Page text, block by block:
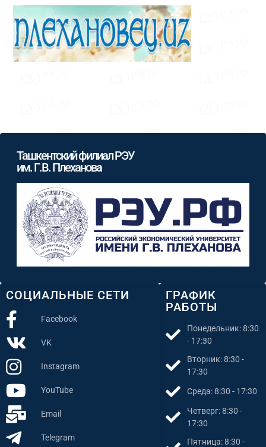
ГРАФИК
РАБОТЫ
Понедельник: 8:30
- 17:30
Вторник: 8:30 -
17:30
Среда: 8:30 - 17:30
Четверг: 8:30 -
17:30
Пятница: 8:30 -
СОЦИАЛЬНЫЕ СЕТИ
Facebook
VK
Instagram
YouTube
Email
Telegram
Ташкентский филиал РЭУ
им. Г.В. Плеханова